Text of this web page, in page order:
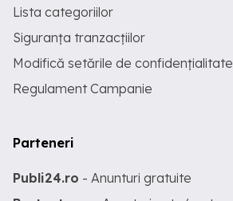
Lista categoriilor
Siguranța tranzacțiilor
Modifică setările de confidențialitate
Regulament Campanie
Parteneri
Publi24.ro - Anunturi gratuite